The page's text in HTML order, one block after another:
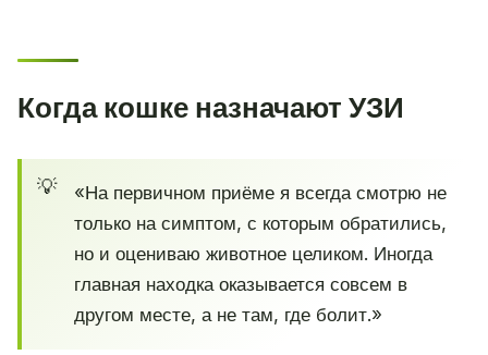
Когда кошке назначают УЗИ
«На первичном приёме я всегда смотрю не
только на симптом, с которым обратились,
но и оцениваю животное целиком. Иногда
главная находка оказывается совсем в
другом месте, а не там, где болит.»